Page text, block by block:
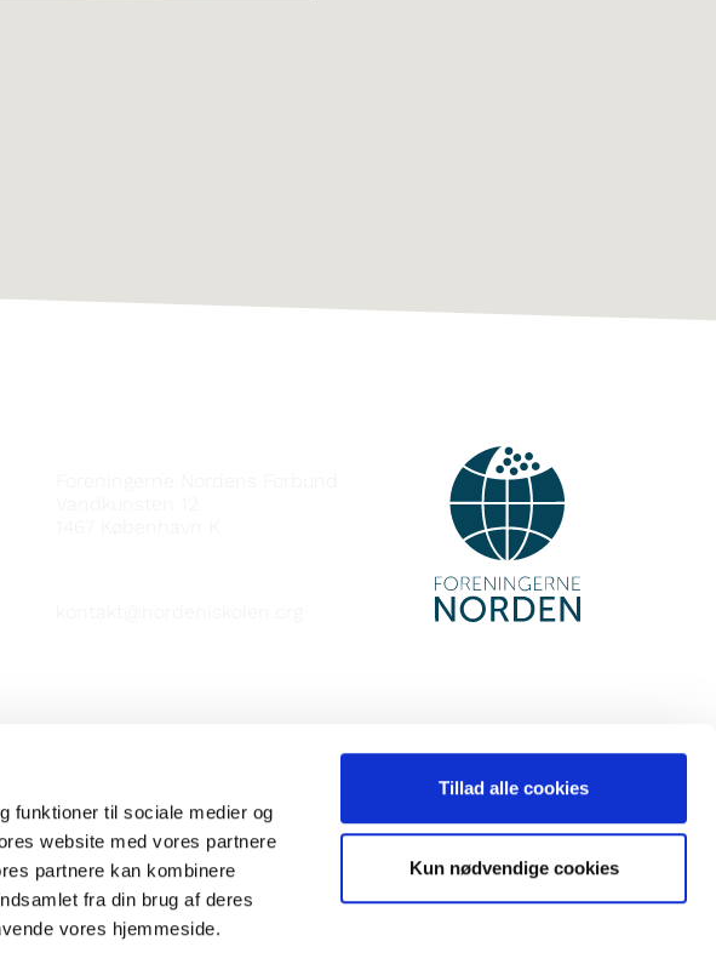
funktioner til sociale medier og
website med vores partnere
partnere kan kombinere
fra din brug af deres
vores hjemmeside.
Tillad alle cookies
Kun nødvendige cookies